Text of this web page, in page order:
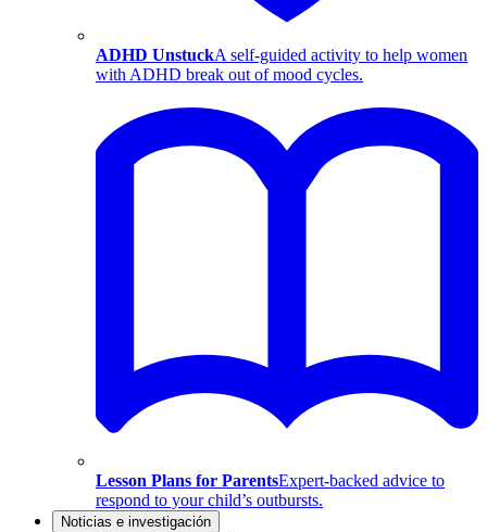
ADHD UnstuckA self-guided activity to help women
with ADHD break out of mood cycles.
Lesson Plans for ParentsExpert-backed advice to
respond to your child’s outbursts.
Noticias e investigación